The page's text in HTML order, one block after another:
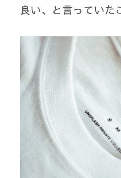
良い、と言っていた